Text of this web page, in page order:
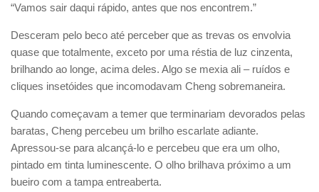
“Vamos sair daqui rápido, antes que nos encontrem.”
Desceram pelo beco até perceber que as trevas os envolvia
quase que totalmente, exceto por uma réstia de luz cinzenta,
brilhando ao longe, acima deles. Algo se mexia ali – ruídos e
cliques insetóides que incomodavam Cheng sobremaneira.
Quando começavam a temer que terminariam devorados pelas
baratas, Cheng percebeu um brilho escarlate adiante.
Apressou-se para alcançá-lo e percebeu que era um olho,
pintado em tinta luminescente. O olho brilhava próximo a um
bueiro com a tampa entreaberta.